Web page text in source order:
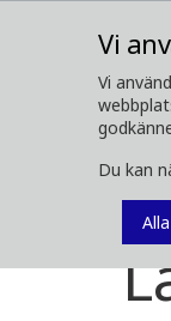
Vi
Vi
Du kan
OM